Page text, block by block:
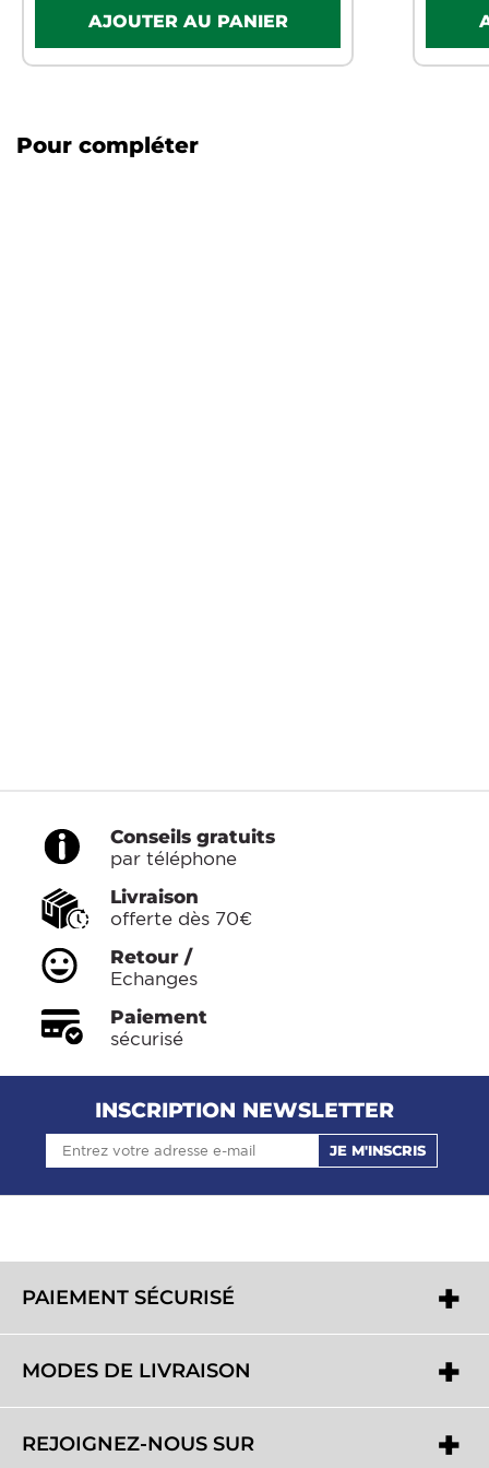
Pour compléter
Conseils gratuits
par téléphone
Livraison
offerte dès 70€
Retour /
Echanges
Paiement
sécurisé
INSCRIPTION NEWSLETTER
JE M'INSCRIS
PAIEMENT SÉCURISÉ
MODES DE LIVRAISON
REJOIGNEZ-NOUS SUR